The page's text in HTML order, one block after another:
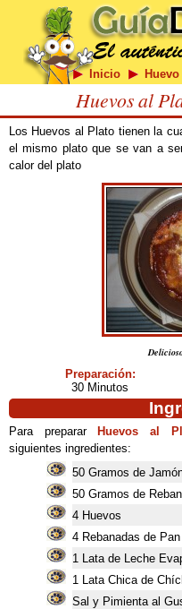
Inicio Huevo
Huevos al
Los Huevos al Plato tienen la
el mismo plato que se van a
calor del plato
Preparación:
30 Minutos
Para preparar Huevos al
siguientes ingredientes:
50 Gramos de
50 Gramos de
4 Huevos
4 Rebanadas de Pan
1 Lata de Leche
1 Lata Chica de
Sal y Pimienta al